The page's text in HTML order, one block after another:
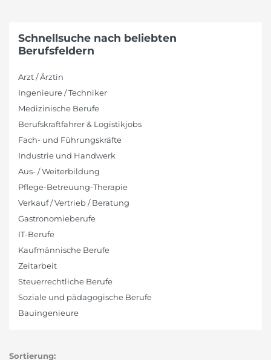
Schnellsuche nach beliebten
Berufsfeldern
Arzt / Ärztin
Ingenieure / Techniker
Medizinische Berufe
Berufskraftfahrer & Logistikjobs
Fach- und Führungskräfte
Industrie und Handwerk
Aus- / Weiterbildung
Pflege-Betreuung-Therapie
Verkauf / Vertrieb / Beratung
Gastronomieberufe
IT-Berufe
Kaufmännische Berufe
Zeitarbeit
Steuerrechtliche Berufe
Soziale und pädagogische Berufe
Bauingenieure
Sortierung: